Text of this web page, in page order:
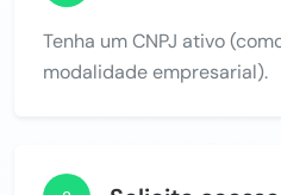
Tenha um CNPJ ativo
modalidade empresarial).